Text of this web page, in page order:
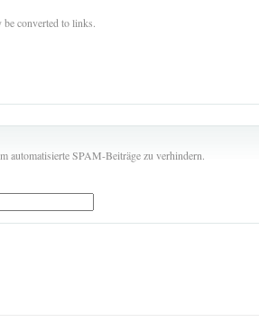
converted to links.
automatisierte SPAM-Beiträge zu verhindern.